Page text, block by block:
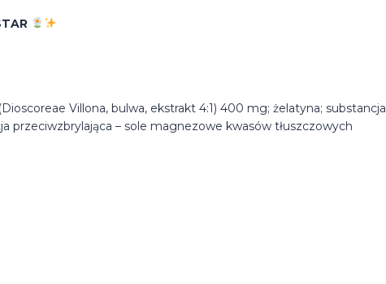
Villona, bulwa, ekstrakt 4:1) 400 mg; żelatyna; substancja
przeciwzbrylająca – sole magnezowe kwasów tłuszczowych